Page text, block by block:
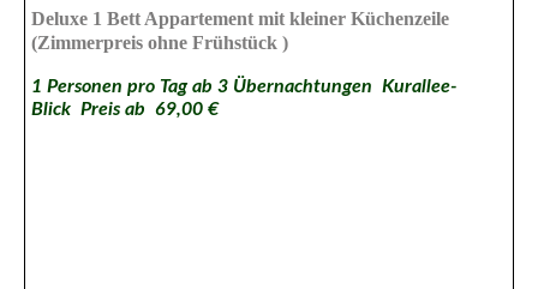
Deluxe 1 Bett Appartement mit kleiner Küchenzeile
(Zimmerpreis ohne Frühstück )
1 Personen pro Tag ab 3 Übernachtungen Kurallee-
Blick Preis ab 69,00 €